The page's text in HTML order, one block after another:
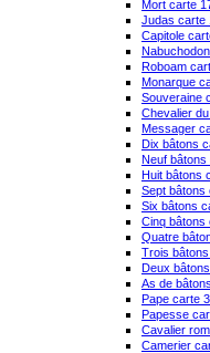
Mort carte
Judas carte
Capitole
Roboam
Monarque
Souveraine
Chevalier
Messager
Dix bâtons
Neuf bâtons
Huit bâtons
Sept bâtons
Six bâtons
Cinq bâtons
Quatre
Trois
Deux
As de
Pape carte
Papesse
Cavalier
Camerier